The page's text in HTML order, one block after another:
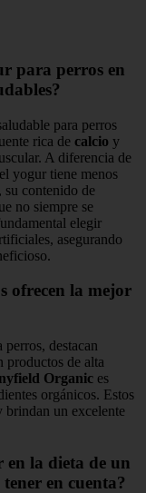
para perros en
para perros
rica de calcio y
A diferencia de
yogur tiene menos
su contenido de
no siempre se
elegir
asegurando
ofrecen la mejor
destacan
productos de alta
Organic es
orgánicos. Estos
brindan un excelente
en la dieta de un
en cuenta?